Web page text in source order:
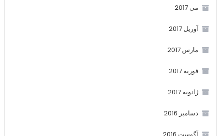
می 2017
آوریل 2017
مارس 2017
فوریه 2017
ژانویه 2017
دسامبر 2016